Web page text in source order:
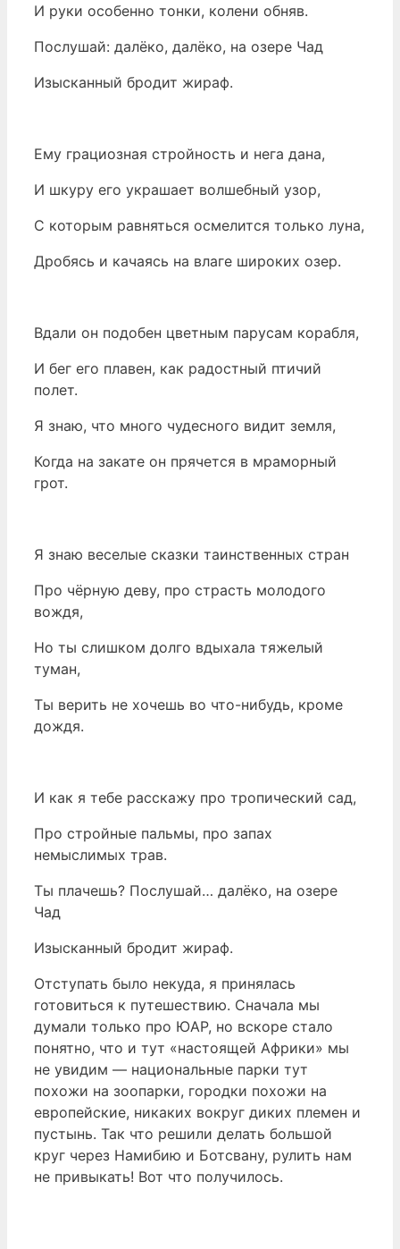
И руки особенно тонки, колени обняв.
Послушай: далёко, далёко, на озере Чад
Изысканный бродит жираф.
Ему грациозная стройность и нега дана,
И шкуру его украшает волшебный узор,
С которым равняться осмелится только луна,
Дробясь и качаясь на влаге широких озер.
Вдали он подобен цветным парусам корабля,
И бег его плавен, как радостный птичий
полет.
Я знаю, что много чудесного видит земля,
Когда на закате он прячется в мраморный
грот.
Я знаю веселые сказки таинственных стран
Про чёрную деву, про страсть молодого
вождя,
Но ты слишком долго вдыхала тяжелый
туман,
Ты верить не хочешь во что-нибудь, кроме
дождя.
И как я тебе расскажу про тропический сад,
Про стройные пальмы, про запах
немыслимых трав.
Ты плачешь? Послушай… далёко, на озере
Чад
Изысканный бродит жираф.
Отступать было некуда, я принялась
готовиться к путешествию. Сначала мы
думали только про ЮАР, но вскоре стало
понятно, что и тут «настоящей Африки» мы
не увидим — национальные парки тут
похожи на зоопарки, городки похожи на
европейские, никаких вокруг диких племен и
пустынь. Так что решили делать большой
круг через Намибию и Ботсвану, рулить нам
не привыкать! Вот что получилось.